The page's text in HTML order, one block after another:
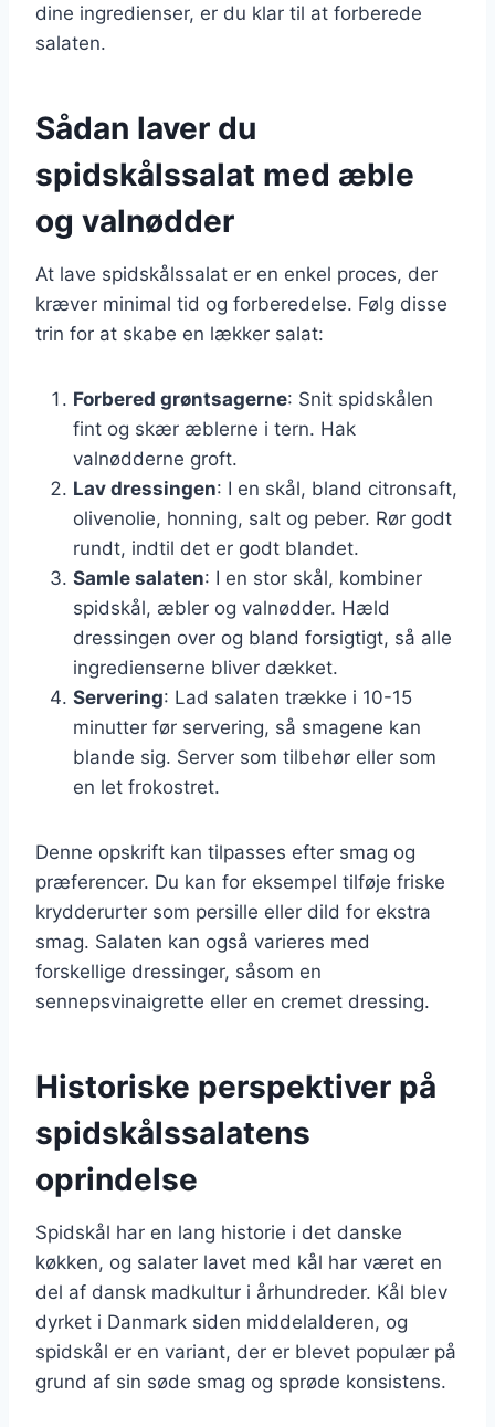
dine ingredienser, er du klar til at forberede
salaten.
Sådan laver du
spidskålssalat med æble
og valnødder
At lave spidskålssalat er en enkel proces, der
kræver minimal tid og forberedelse. Følg disse
trin for at skabe en lækker salat:
Forbered grøntsagerne: Snit spidskålen
fint og skær æblerne i tern. Hak
valnødderne groft.
Lav dressingen: I en skål, bland citronsaft,
olivenolie, honning, salt og peber. Rør godt
rundt, indtil det er godt blandet.
Samle salaten: I en stor skål, kombiner
spidskål, æbler og valnødder. Hæld
dressingen over og bland forsigtigt, så alle
ingredienserne bliver dækket.
Servering: Lad salaten trække i 10-15
minutter før servering, så smagene kan
blande sig. Server som tilbehør eller som
en let frokostret.
Denne opskrift kan tilpasses efter smag og
præferencer. Du kan for eksempel tilføje friske
krydderurter som persille eller dild for ekstra
smag. Salaten kan også varieres med
forskellige dressinger, såsom en
sennepsvinaigrette eller en cremet dressing.
Historiske perspektiver på
spidskålssalatens
oprindelse
Spidskål har en lang historie i det danske
køkken, og salater lavet med kål har været en
del af dansk madkultur i århundreder. Kål blev
dyrket i Danmark siden middelalderen, og
spidskål er en variant, der er blevet populær på
grund af sin søde smag og sprøde konsistens.